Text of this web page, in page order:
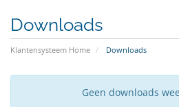
Downloads
Klantensysteem Home Downloads
Geen downloads